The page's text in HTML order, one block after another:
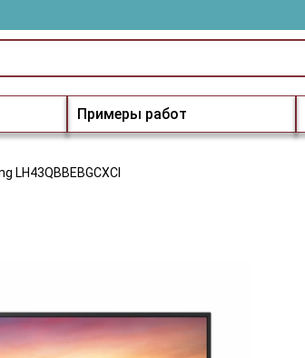
Примеры работ
LH43QBBEBGCXCI